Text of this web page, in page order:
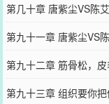
第几十章 唐紫尘VS陈
第九十一章 唐紫尘VS
第九十二章 筋骨松，皮
第九十三章 组织要你把